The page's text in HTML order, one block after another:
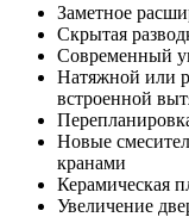
Заметное
Скрытая
Современный
Натяжной или
встроенной
Новые
кранами
Керамическая
Увеличение